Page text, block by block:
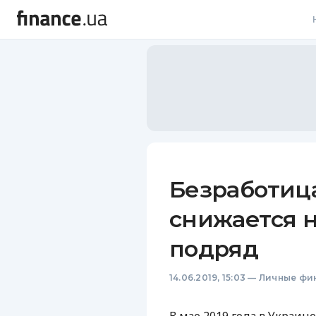
снижается
подряд
14.06.2019, 15:03 — Личные